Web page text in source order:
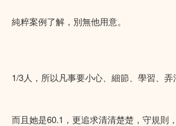
純粹案例了解，別無他用意。
1/3人，所以凡事要小心、細節、學習、弄
而且她是60.1，更追求清清楚楚，守規則